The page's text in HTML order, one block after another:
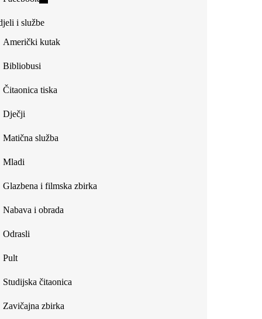
external)
external)
i službe
Američki kutak
Bibliobusi
Čitaonica tiska
Dječji
Matična služba
Mladi
Glazbena i filmska zbirka
Nabava i obrada
Odrasli
Pult
Studijska čitaonica
Zavičajna zbirka